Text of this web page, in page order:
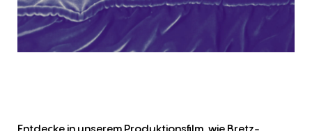
Entdecke in unserem Produktionsfilm, wie Bretz-